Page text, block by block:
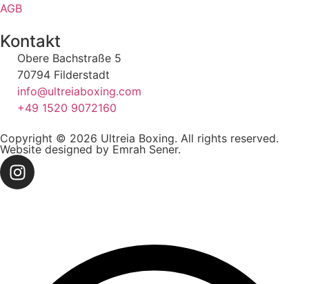
AGB
Kontakt
Obere Bachstraße 5
70794 Filderstadt
info@ultreiaboxing.com
+49 1520 9072160
Copyright © 2026 Ultreia Boxing. All rights reserved.
Website designed by Emrah Sener.